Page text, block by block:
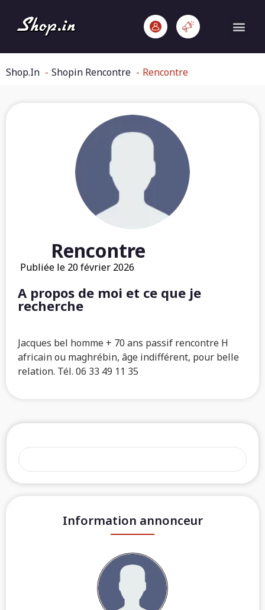
Shop.In Shopin Rencontre Rencontre
Rencontre
Publiée le 20 février 2026
A propos de moi et ce que je
recherche
Jacques bel homme + 70 ans passif rencontre H
africain ou maghrébin, âge indifférent, pour belle
relation. Tél. 06 33 49 11 35
Information annonceur